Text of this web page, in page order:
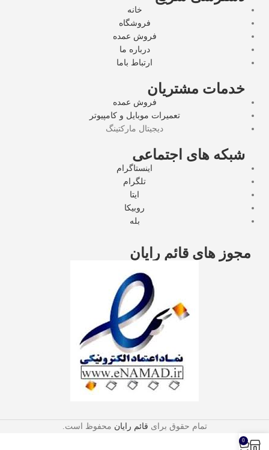
خانه
فروشگاه
فروش عمده
درباره ما
ارتباط باما
خدمات مشتریان
فروش عمده
تعمیرات موبایل و کامپیوتر
دیجیتال مارکتینگ
شبکه های اجتماعی
اینستاگرام
تلگرام
ایتا
روبیکا
بله
مجوز های قائم رایان
تمام حقوق برای قائم رایان محفوظ است.
0